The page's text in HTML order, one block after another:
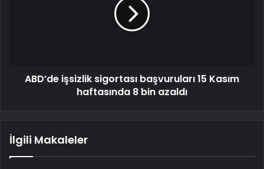
ABD’de işsizlik sigortası başvuruları 15 Kasım
haftasında 8 bin azaldı
İlgili Makaleler